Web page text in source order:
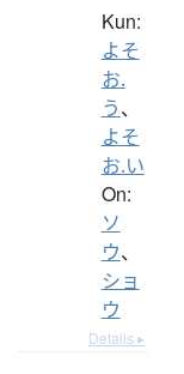
Kun:
よそ
お.
う、
よそ
お.い
On:
ソ
ウ、
ショ
ウ
Details ▸